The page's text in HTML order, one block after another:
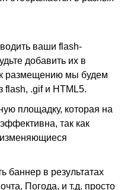
ваши flash-
добавить их в
размещению мы будем
flash, .gif и HTML5.
площадку, которая на
так как
изменяющиеся
баннер в результатах
Погода, и т.д. просто